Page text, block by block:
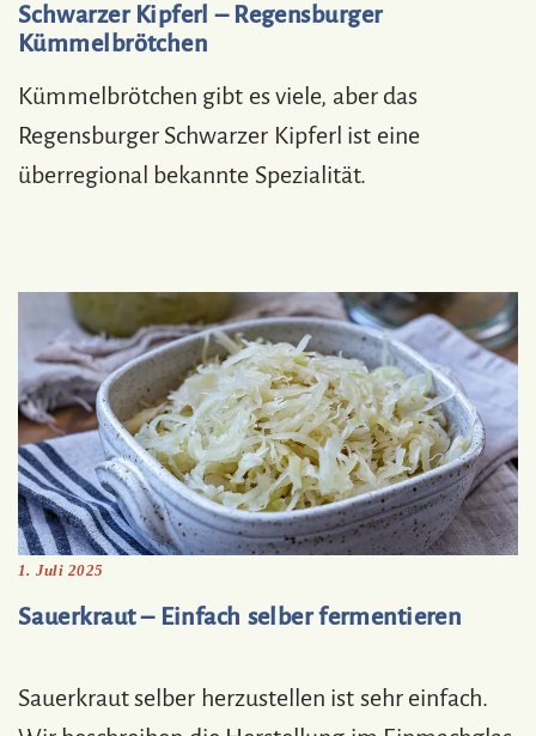
Schwarzer Kipferl – Regensburger
Kümmelbrötchen
Kümmelbrötchen gibt es viele, aber das
Regensburger Schwarzer Kipferl ist eine
überregional bekannte Spezialität.
1. Juli 2025
Sauerkraut – Einfach selber fermentieren
Sauerkraut selber herzustellen ist sehr einfach.